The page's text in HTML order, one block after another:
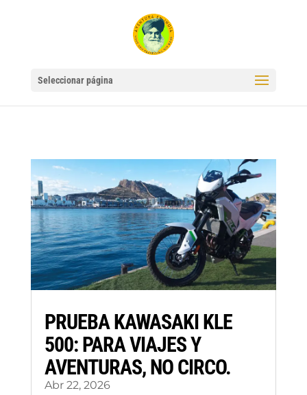
Seleccionar página
PRUEBA KAWASAKI KLE
500: PARA VIAJES Y
AVENTURAS, NO CIRCO.
Abr 22, 2026